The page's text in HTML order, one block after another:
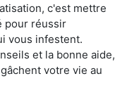
c'est mettre
pour réussir
vous infestent.
et la bonne aide,
votre vie au